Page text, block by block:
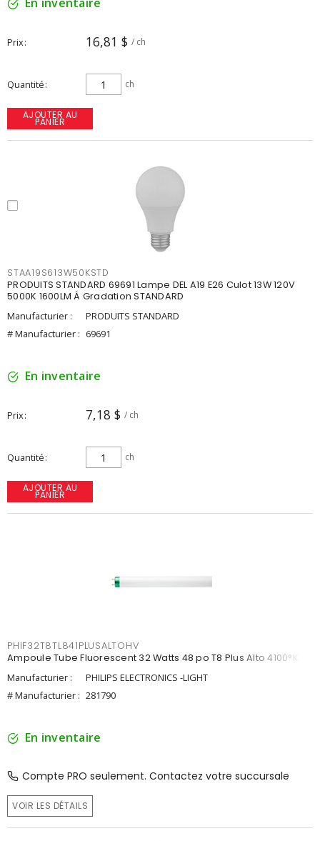
Prix 16,81 $ / ch
Quantité ch
AJOUTER AU
PANIER
STAA19S613W50KSTD
PRODUITS STANDARD 69691 Lampe DEL A19 E26 Culot 13W 120V
5000K 1600LM À Gradation STANDARD
Manufacturier :
PRODUITS STANDARD
# Manufacturier : 69691
En inventaire
Prix 7,18 $ / ch
Quantité ch
AJOUTER AU
PANIER
PHIF32T8TL841PLUSALTOHV
Ampoule Tube Fluorescent 32 Watts 48 po T8 Plus Alto 4100°K
Manufacturier :
PHILIPS ELECTRONICS -LIGHT
# Manufacturier : 281790
En inventaire
Compte PRO seulement. Contactez votre succursale
VOIR LES DÉTAILS